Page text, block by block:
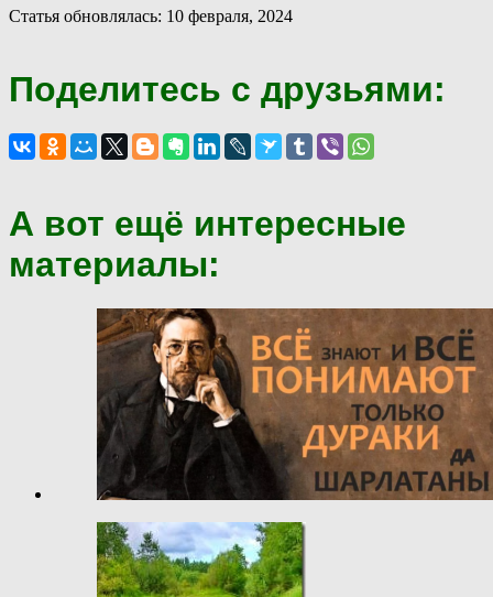
Статья обновлялась: 10 февраля, 2024
Поделитесь с друзьями:
А вот ещё интересные
материалы: